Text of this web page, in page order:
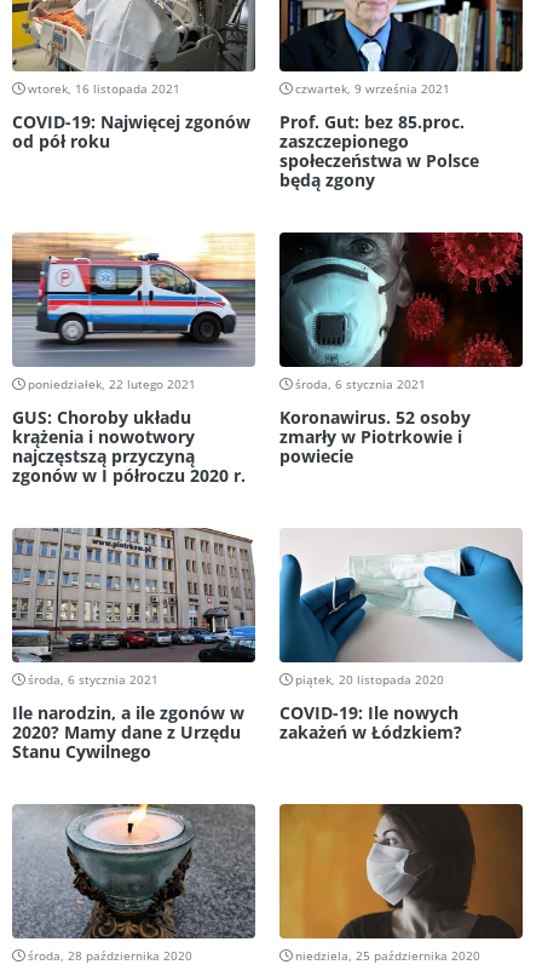
wtorek, 16 listopada 2021
COVID-19: Najwięcej zgonów
od pół roku
czwartek, 9 września 2021
Prof. Gut: bez 85.proc.
zaszczepionego
społeczeństwa w Polsce
będą zgony
poniedziałek, 22 lutego 2021
GUS: Choroby układu
krążenia i nowotwory
najczęstszą przyczyną
zgonów w I półroczu 2020 r.
środa, 6 stycznia 2021
Koronawirus. 52 osoby
zmarły w Piotrkowie i
powiecie
środa, 6 stycznia 2021
Ile narodzin, a ile zgonów w
2020? Mamy dane z Urzędu
Stanu Cywilnego
piątek, 20 listopada 2020
COVID-19: Ile nowych
zakażeń w Łódzkiem?
środa, 28 października 2020 niedziela, 25 października 2020